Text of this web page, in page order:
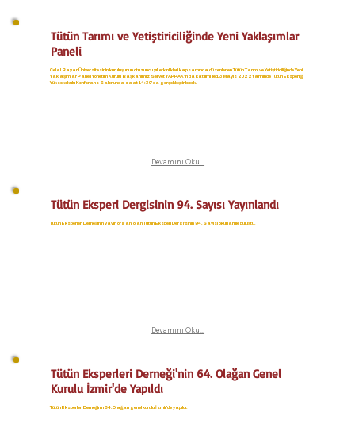
Tütün Tarımı ve Yetiştiriciliğinde Yeni Yaklaşımlar
Paneli
Celal Bayar Üniversitesinin kuruluşunun otuzuncu yılı etkinlikleri kapsamında düzenlenen Tütün Tarımı ve Yetiştiriciliğinde Yeni
Yaklaşımlar Paneli Yönetim Kurulu Başkanımız Servet YAPRAK'ın da katılımı ile 13 Mayıs 2022 tarihinde Tütün Eksperliği
Yüksekokulu Konferans Salonunda saat 14:30' da gerçekleştirilecek.
Devamını Oku...
Tütün Eksperi Dergisinin 94. Sayısı Yayınlandı
Tütün Eksperleri Derneğinin yayın organı olan Tütün Eksperi Dergi'sinin 94. Sayısı okurları ile buluştu.
Devamını Oku...
Tütün Eksperleri Derneği'nin 64. Olağan Genel
Kurulu İzmir'de Yapıldı
Tütün Eksperleri Derneğinin 64. Olağan genel kurulu İzmir’de yapıldı.